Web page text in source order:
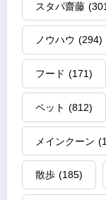
スタパ齋藤
ノウハウ (294)
フード (171)
ペット (812)
メインクーン
散歩 (185)